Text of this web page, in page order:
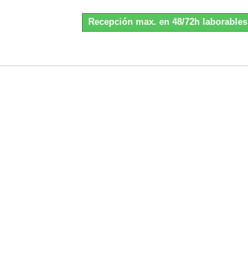
Recepción max. en 48/72h laborables